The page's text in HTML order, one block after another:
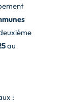
au
: